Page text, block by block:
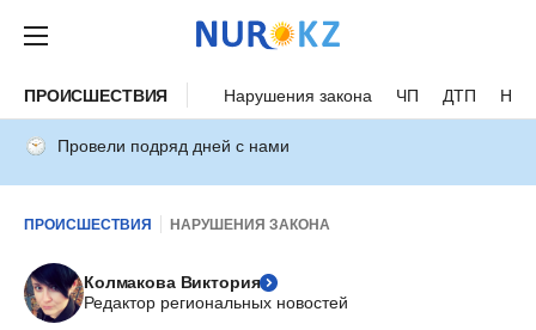
ПРОИСШЕСТВИЯ Нарушения закона ЧП ДТП
Провели подряд дней с нами
ПРОИСШЕСТВИЯ НАРУШЕНИЯ ЗАКОНА
Колмакова Виктория
Редактор региональных новостей